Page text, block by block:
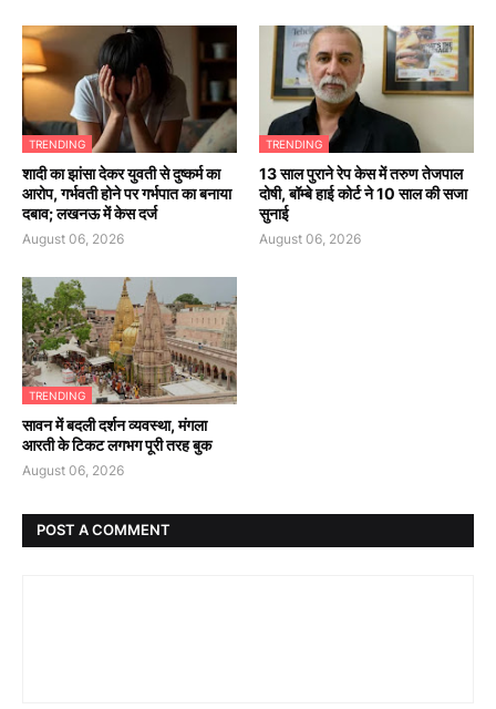
TRENDING
शादी का झांसा देकर युवती से दुष्कर्म का
आरोप, गर्भवती होने पर गर्भपात का बनाया
दबाव; लखनऊ में केस दर्ज
August 06, 2026
TRENDING
13 साल पुराने रेप केस में तरुण तेजपाल
दोषी, बॉम्बे हाई कोर्ट ने 10 साल की सजा
सुनाई
August 06, 2026
TRENDING
सावन में बदली दर्शन व्यवस्था, मंगला
आरती के टिकट लगभग पूरी तरह बुक
August 06, 2026
POST A COMMENT